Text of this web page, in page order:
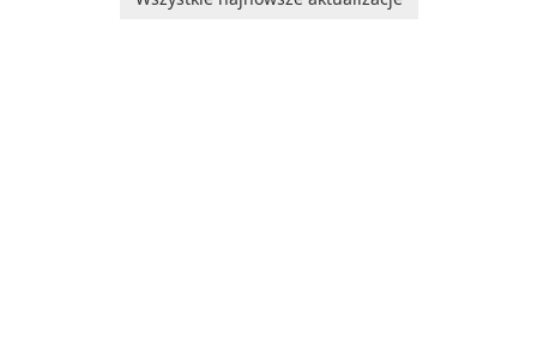
journey across diverse